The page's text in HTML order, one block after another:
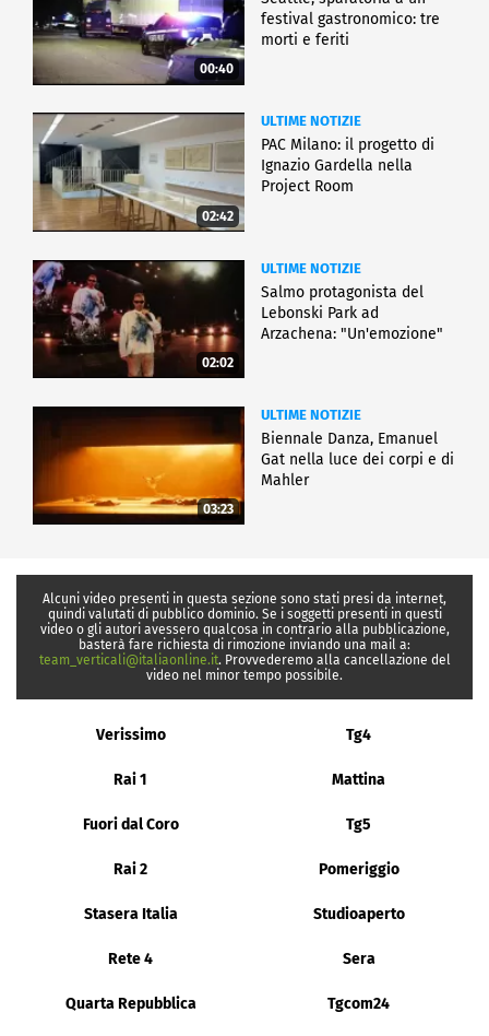
00:40
festival gastronomico: tre
morti e feriti
02:42
ULTIME NOTIZIE
PAC Milano: il progetto di
Ignazio Gardella nella
Project Room
02:02
ULTIME NOTIZIE
Salmo protagonista del
Lebonski Park ad
Arzachena: "Un'emozione"
03:23
ULTIME NOTIZIE
Biennale Danza, Emanuel
Gat nella luce dei corpi e di
Mahler
Alcuni video presenti in questa sezione sono stati presi da internet,
quindi valutati di pubblico dominio. Se i soggetti presenti in questi
video o gli autori avessero qualcosa in contrario alla pubblicazione,
basterà fare richiesta di rimozione inviando una mail a:
team_verticali@italiaonline.it. Provvederemo alla cancellazione del
video nel minor tempo possibile.
Verissimo Tg4
Rai 1 Mattina
Fuori dal Coro Tg5
Rai 2 Pomeriggio
Stasera Italia Studioaperto
Rete 4 Sera
Quarta Repubblica Tgcom24